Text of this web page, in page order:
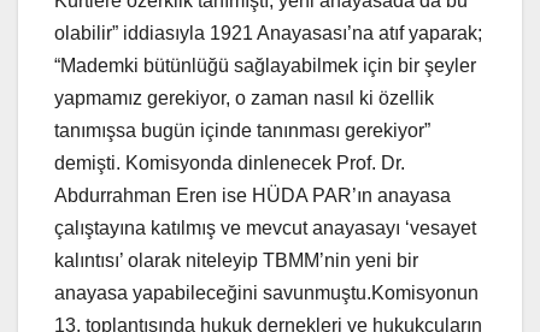
olabilir” iddiasıyla 1921 Anayasası’na atıf yaparak;
“Mademki bütünlüğü sağlayabilmek için bir şeyler
yapmamız gerekiyor, o zaman nasıl ki özellik
tanımışsa bugün içinde tanınması gerekiyor”
demişti. Komisyonda dinlenecek Prof. Dr.
Abdurrahman Eren ise HÜDA PAR’ın anayasa
çalıştayına katılmış ve mevcut anayasayı ‘vesayet
kalıntısı’ olarak niteleyip TBMM’nin yeni bir
anayasa yapabileceğini savunmuştu.Komisyonun
13. toplantısında hukuk dernekleri ve hukukçuların